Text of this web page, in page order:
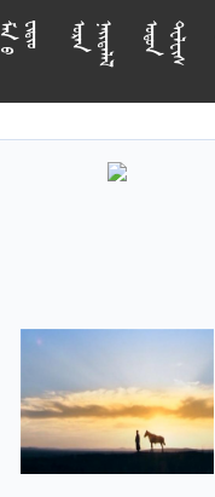
  









  







 